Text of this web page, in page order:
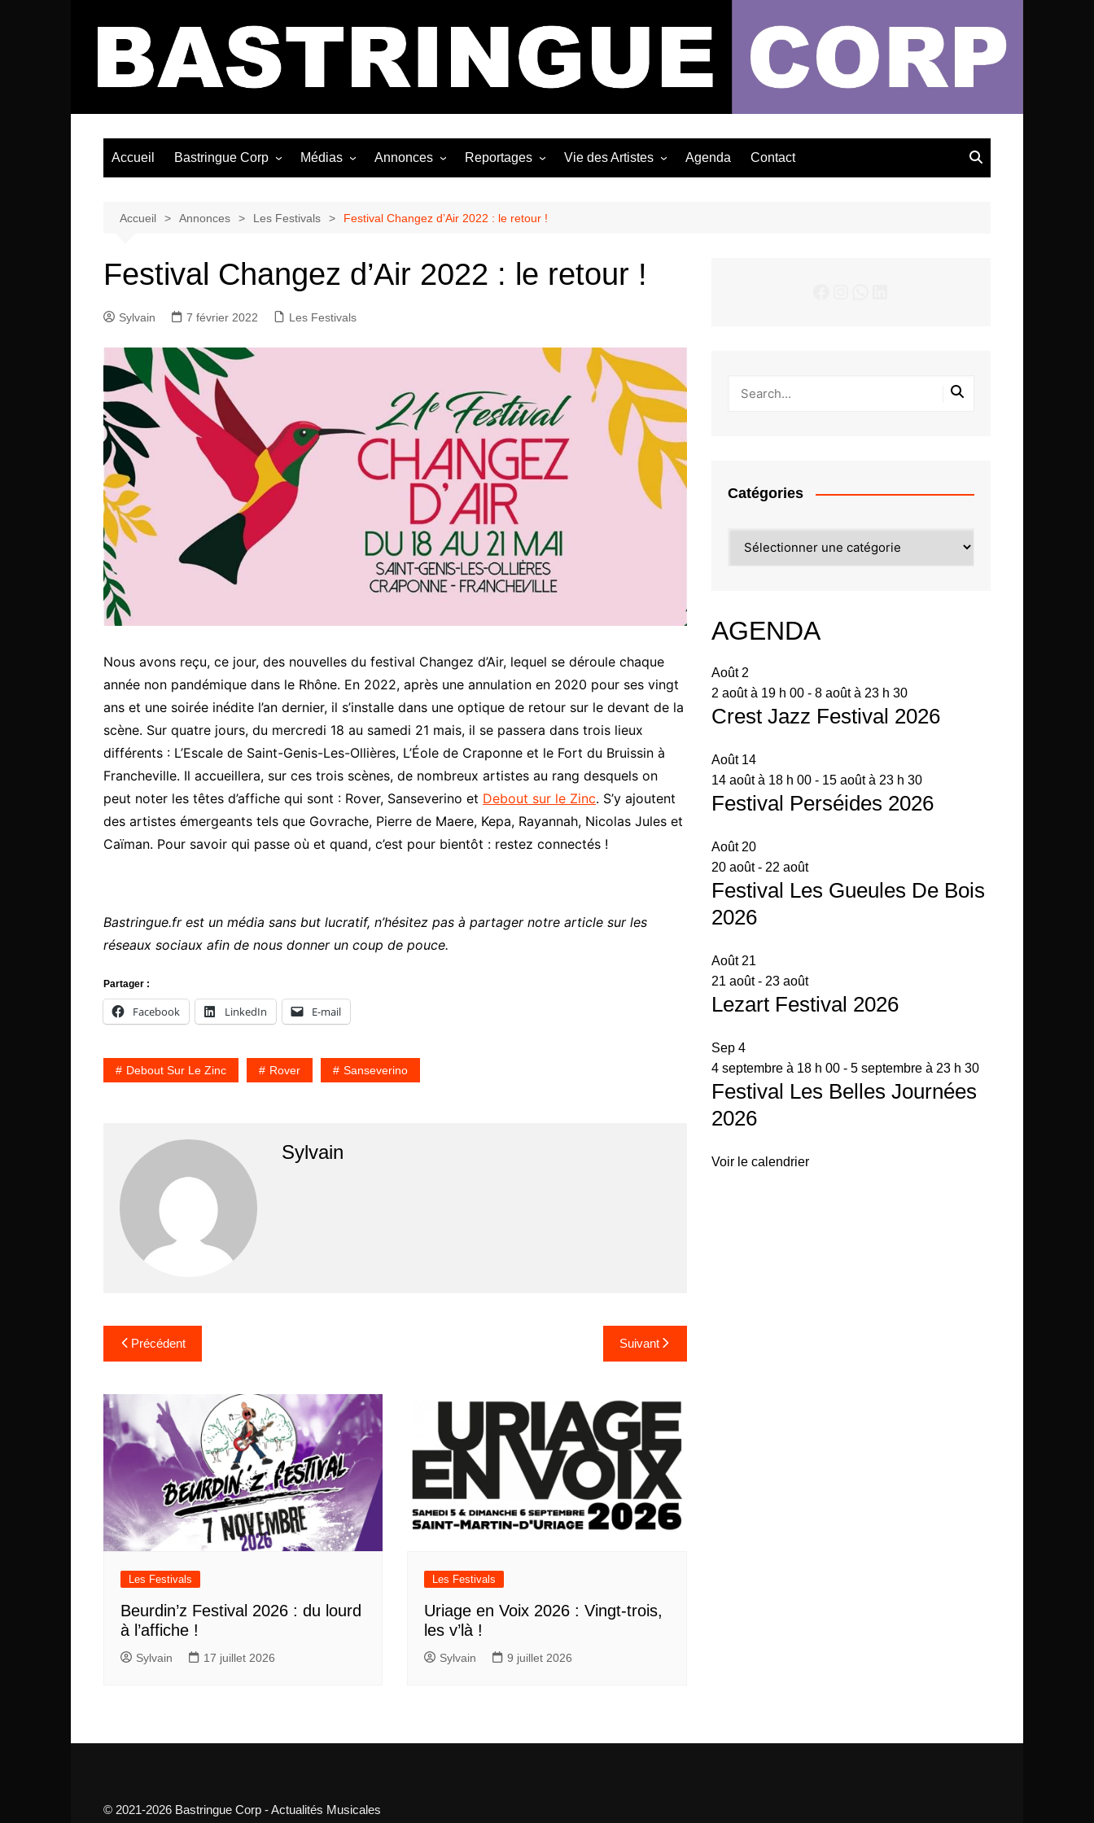
Bastringue Corp – Actualités Musicales
Accueil Bastringue Corp Médias
Albums / EP
Annonces
Les Concerts
Reportages
Photographies
Vie des Artistes Agenda Contact
Accueil Annonces Les Festivals Festival Changez d’Air 2022 : le retour !
Festival Changez d’Air 2022 : le retour !
Sylvain 7 février 2022 Les Festivals
Nous avons reçu, ce jour, des nouvelles du festival Changez d’Air, lequel se déroule chaque
année non pandémique dans le Rhône. En 2022, après une annulation en 2020 pour ses vingt
ans et une soirée inédite l’an dernier, il s’installe dans une optique de retour sur le devant de la
scène. Sur quatre jours, du mercredi 18 au samedi 21 mais, il se passera dans trois lieux
différents : L’Escale de Saint-Genis-Les-Ollières, L’Éole de Craponne et le Fort du Bruissin à
Francheville. Il accueillera, sur ces trois scènes, de nombreux artistes au rang desquels on
peut noter les têtes d’affiche qui sont : Rover, Sanseverino et Debout sur le Zinc. S’y ajoutent
des artistes émergeants tels que Govrache, Pierre de Maere, Kepa, Rayannah, Nicolas Jules et
Caïman. Pour savoir qui passe où et quand, c’est pour bientôt : restez connectés !
Bastringue.fr est un média sans but lucratif, n’hésitez pas à partager notre article sur les
réseaux sociaux afin de nous donner un coup de pouce.
Partager :
Facebook LinkedIn E-mail
Debout Sur Le Zinc Rover Sanseverino
Sylvain
Navigation
de
l’article
Précédent Suivant
Les Festivals
Beurdin’z Festival 2026 : du lourd
à l’affiche !
Sylvain 17 juillet 2026
Les Festivals
Uriage en Voix 2026 : Vingt-trois,
les v’là !
Sylvain 9 juillet 2026
Catégories
AGENDA
Août 2
2 août à 19 h 00- 8 août à 23 h 30
Crest Jazz Festival 2026
Août 14
14 août à 18 h 00- 15 août à 23 h 30
Festival Perséides 2026
Août 20
20 août- 22 août
Festival Les Gueules De Bois
2026
Août 21
21 août- 23 août
Lezart Festival 2026
Sep 4
4 septembre à 18 h 00- 5 septembre à 23 h 30
Festival Les Belles Journées
2026
Voir le calendrier
© 2021-2026 Bastringue Corp - Actualités Musicales